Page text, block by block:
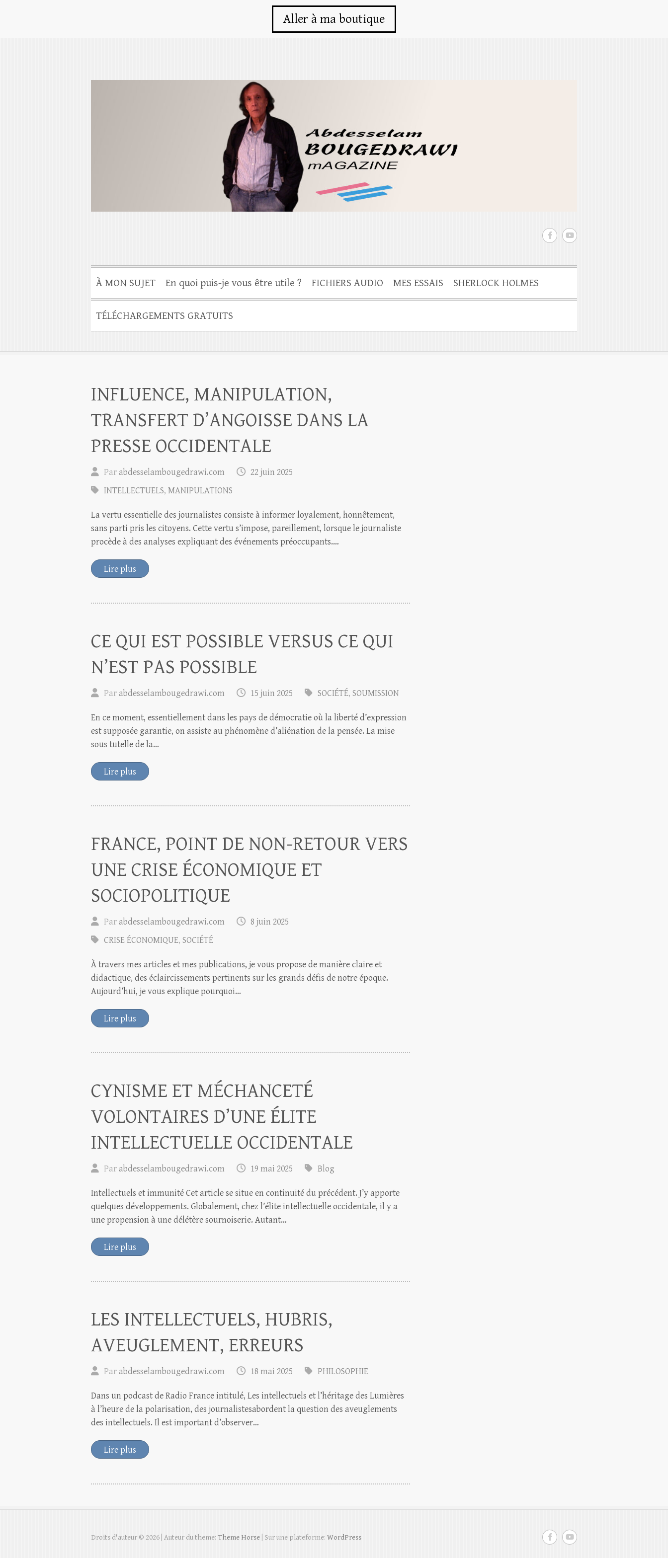
Aller à ma boutique
À MON SUJET En quoi puis-je vous être utile ? FICHIERS AUDIO MES ESSAIS SHERLOCK HOLMES
TÉLÉCHARGEMENTS GRATUITS
INFLUENCE, MANIPULATION,
TRANSFERT D’ANGOISSE DANS LA
PRESSE OCCIDENTALE
Par abdesselambougedrawi.com
22 juin 2025
INTELLECTUELS, MANIPULATIONS
La vertu essentielle des journalistes consiste à informer loyalement, honnêtement,
sans parti pris les citoyens. Cette vertu s’impose, pareillement, lorsque le journaliste
procède à des analyses expliquant des événements préoccupants.…
Lire plus
CE QUI EST POSSIBLE VERSUS CE QUI
N’EST PAS POSSIBLE
Par abdesselambougedrawi.com 15 juin 2025 SOCIÉTÉ, SOUMISSION
En ce moment, essentiellement dans les pays de démocratie où la liberté d’expression
est supposée garantie, on assiste au phénomène d’aliénation de la pensée. La mise
sous tutelle de la…
Lire plus
FRANCE, POINT DE NON-RETOUR VERS
UNE CRISE ÉCONOMIQUE ET
SOCIOPOLITIQUE
Par abdesselambougedrawi.com
8 juin 2025
CRISE ÉCONOMIQUE, SOCIÉTÉ
À travers mes articles et mes publications, je vous propose de manière claire et
didactique, des éclaircissements pertinents sur les grands défis de notre époque.
Aujourd’hui, je vous explique pourquoi…
Lire plus
CYNISME ET MÉCHANCETÉ
VOLONTAIRES D’UNE ÉLITE
INTELLECTUELLE OCCIDENTALE
Par abdesselambougedrawi.com 19 mai 2025 Blog
Intellectuels et immunité Cet article se situe en continuité du précédent. J’y apporte
quelques développements. Globalement, chez l’élite intellectuelle occidentale, il y a
une propension à une délétère sournoiserie. Autant…
Lire plus
LES INTELLECTUELS, HUBRIS,
AVEUGLEMENT, ERREURS
Par abdesselambougedrawi.com 18 mai 2025 PHILOSOPHIE
Dans un podcast de Radio France intitulé, Les intellectuels et l’héritage des Lumières
à l’heure de la polarisation, des journalistesabordent la question des aveuglements
des intellectuels. Il est important d’observer…
Lire plus
Droits d'auteur © 2026 | Auteur du theme: Theme Horse | Sur une plateforme: WordPress